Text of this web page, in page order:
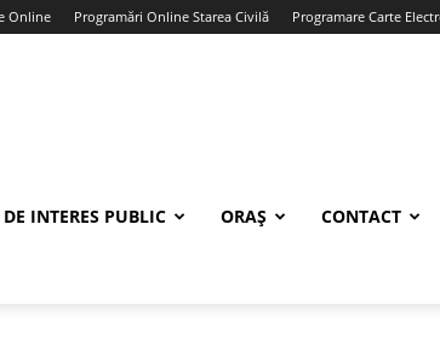
Online Programări Online Starea Civilă Programare Carte
DE INTERES PUBLIC ORAȘ CONTACT